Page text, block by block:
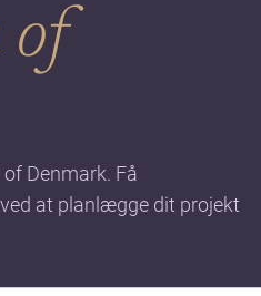
of
Denmark. Få
at planlægge dit projekt